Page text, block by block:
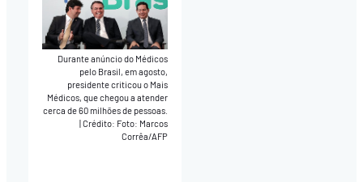
Durante anúncio do Médicos
pelo Brasil, em agosto,
presidente criticou o Mais
Médicos, que chegou a atender
cerca de 60 milhões de pessoas.
Crédito: Foto: Marcos
Corrêa/AFP